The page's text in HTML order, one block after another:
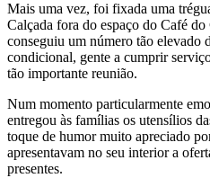
Mais uma vez, foi fixada uma
Calçada fora do espaço do Café
conseguiu um número tão elevado
condicional, gente a cumprir
tão importante reunião.
Num momento particularmente
entregou às famílias os utensílios
toque de humor muito apreciado
apresentavam no seu interior a
presentes.